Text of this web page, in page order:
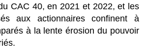
CAC 40, en 2021 et 2022, et les
aux actionnaires confinent à
à la lente érosion du pouvoir